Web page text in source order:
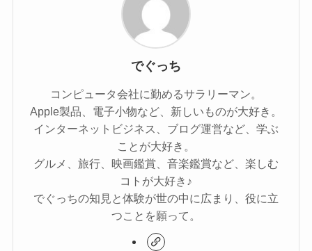
でぐっち
コンピュータ会社に勤めるサラリーマン。
Apple製品、電子小物など、新しいものが大好き。
インターネットビジネス、ブログ運営など、学ぶ
ことが大好き。
グルメ、旅行、映画鑑賞、音楽鑑賞など、楽しむ
コトが大好き♪
でぐっちの知見と体験が世の中に広まり、役に立
つことを願って。